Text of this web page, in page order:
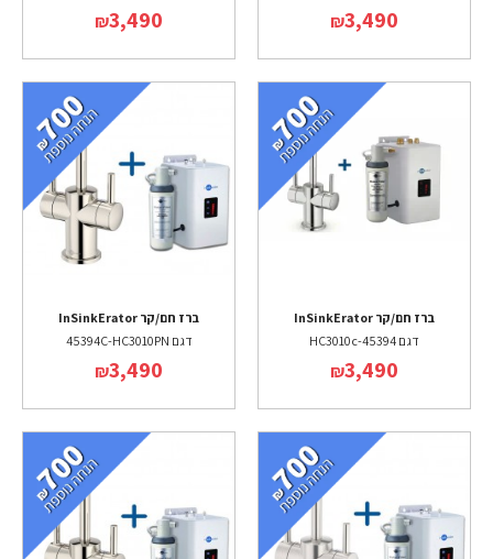
₪3,490
₪3,490
ברז חם/קר InSinkErator
דגם 45394-HC3010c
₪3,490
ברז חם/קר InSinkErator
דגם 45394C-HC3010PN
₪3,490